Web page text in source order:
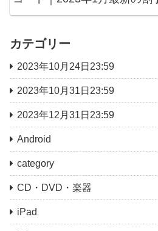
カテゴリー
2023年10月24日23:59
2023年10月31日23:59
2023年12月31日23:59
Android
category
CD・DVD・楽器
iPad